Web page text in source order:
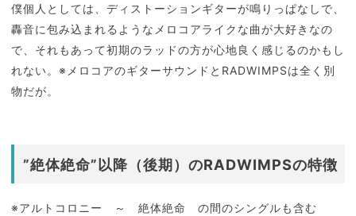
僕個人としては、ディストーションギターが鳴りっぱなしで、
轟音に包み込まれるようなメロコアライクな曲が大好きなの
で、それもあって初期のラッドの方が心地良く感じるのかもし
れない。※メロコアのギターサウンドとRADWIMPSは全く別
物だが。
”絶体絶命”以降（後期）のRADWIMPSの特徴
※アルトコロニー ～ 絶体絶命 の間のシングルも含む